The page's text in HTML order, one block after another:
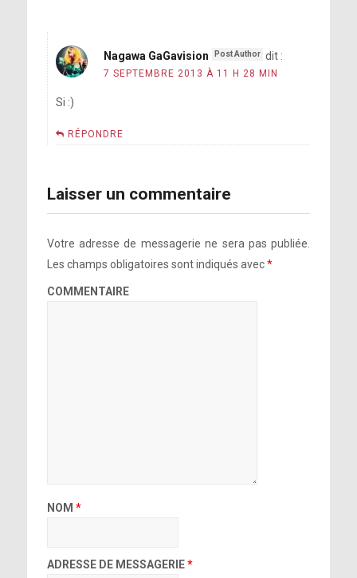
Nagawa GaGavision dit :
7 SEPTEMBRE 2013 À 11 H 28 MIN
Si :)
RÉPONDRE
Laisser un commentaire
Votre adresse de messagerie ne sera pas publiée.
Les champs obligatoires sont indiqués avec*
COMMENTAIRE
NOM *
ADRESSE DE MESSAGERIE*